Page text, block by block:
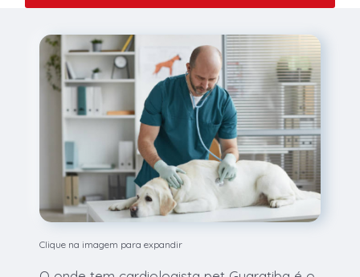
Clique na imagem para expandir